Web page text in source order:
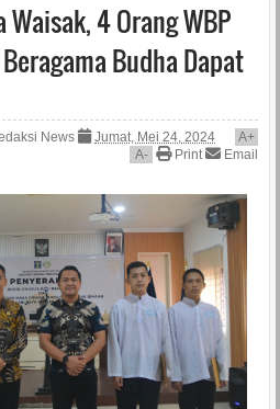
4 Orang WBP
Budha Dapat
News Jumat, Mei 24, 2024 A+
A- Print Email